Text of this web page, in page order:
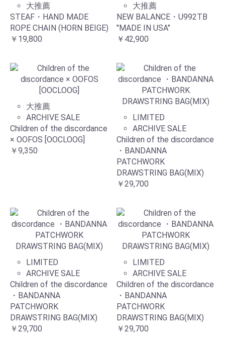
大推薦
STEAF・HAND MADE
ROPE CHAIN (HORN BEIGE)
￥19,800
大推薦
NEW BALANCE・U992TB
"MADE IN USA"
￥42,900
大推薦
ARCHIVE SALE
Children of the discordance
× OOFOS [OOCLOOG]
￥9,350
LIMITED
ARCHIVE SALE
Children of the discordance
・BANDANNA
PATCHWORK
DRAWSTRING BAG(MIX)
￥29,700
LIMITED
ARCHIVE SALE
Children of the discordance
・BANDANNA
PATCHWORK
DRAWSTRING BAG(MIX)
￥29,700
LIMITED
ARCHIVE SALE
Children of the discordance
・BANDANNA
PATCHWORK
DRAWSTRING BAG(MIX)
￥29,700